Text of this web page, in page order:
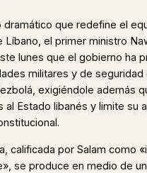
dramático que redefine el
Líbano, el primer ministro
lunes que el gobierno ha
militares y de
exigiéndole además
al Estado libanés y limite su
calificada por Salam como
se produce en medio de